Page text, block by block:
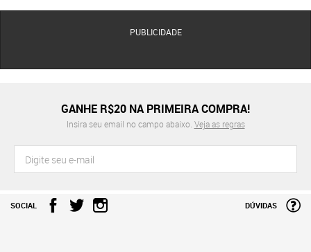
PUBLICIDADE
GANHE R$20 NA PRIMEIRA COMPRA!
Insira seu email no campo abaixo. Veja as regras
SOCIAL DÚVIDAS